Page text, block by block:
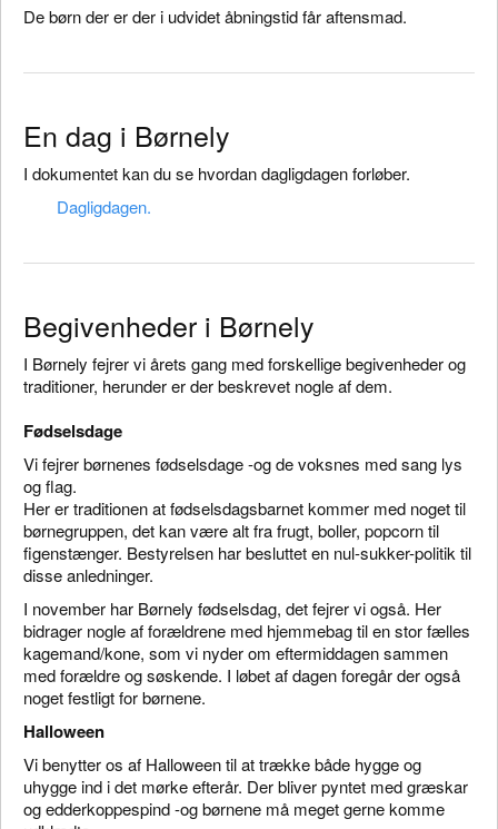
De børn der er der i udvidet åbningstid får aftensmad.
En dag i Børnely
I dokumentet kan du se hvordan dagligdagen forløber.
Dagligdagen.
Begivenheder i Børnely
I Børnely fejrer vi årets gang med forskellige begivenheder og
traditioner, herunder er der beskrevet nogle af dem.
Fødselsdage
Vi fejrer børnenes fødselsdage -og de voksnes med sang lys
og flag.
Her er traditionen at fødselsdagsbarnet kommer med noget til
børnegruppen, det kan være alt fra frugt, boller, popcorn til
figenstænger. Bestyrelsen har besluttet en nul-sukker-politik til
disse anledninger.
I november har Børnely fødselsdag, det fejrer vi også. Her
bidrager nogle af forældrene med hjemmebag til en stor fælles
kagemand/kone, som vi nyder om eftermiddagen sammen
med forældre og søskende. I løbet af dagen foregår der også
noget festligt for børnene.
Halloween
Vi benytter os af Halloween til at trække både hygge og
uhygge ind i det mørke efterår. Der bliver pyntet med græskar
og edderkoppespind -og børnene må meget gerne komme